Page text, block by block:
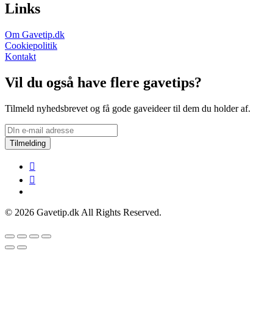
Links
Om Gavetip.dk
Cookiepolitik
Kontakt
Vil du også have flere gavetips?
Tilmeld nyhedsbrevet og få gode gaveideer til dem du holder af.
Tilmelding
© 2026 Gavetip.dk All Rights Reserved.